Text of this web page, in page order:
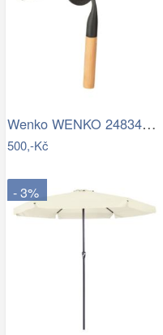
Wenko WENKO 24834100 - Stěrka BAMBUSa…
500,-Kč
- 3%